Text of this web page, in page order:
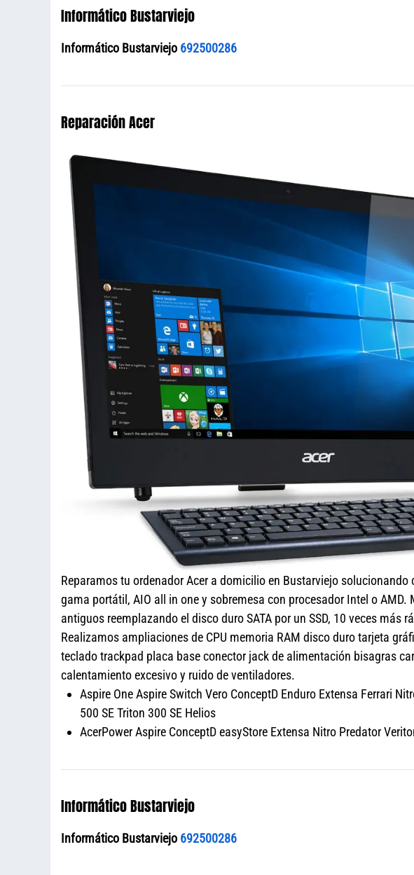
Informático Bustarviejo
Informático Bustarviejo 692500286
Reparación Acer
Reparamos tu ordenador Acer a domicilio en Bustarviejo
gama portátil, AIO all in one y sobremesa con procesador Intel o
antiguos reemplazando el disco duro SATA por un SSD, 10 veces más
Realizamos ampliaciones de CPU memoria RAM disco duro tarjeta
teclado trackpad placa base conector jack de alimentación bisagras
calentamiento excesivo y ruido de ventiladores.
Aspire One Aspire Switch Vero ConceptD Enduro Extensa Ferrari
500 SE Triton 300 SE Helios
AcerPower Aspire ConceptD easyStore Extensa Nitro Predator
Informático Bustarviejo
Informático Bustarviejo 692500286